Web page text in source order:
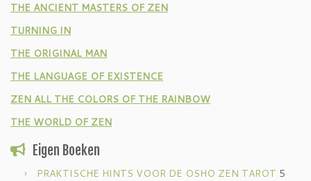
THE ANCIENT MASTERS OF ZEN
TURNING IN
THE ORIGINAL MAN
THE LANGUAGE OF EXISTENCE
ZEN ALL THE COLORS OF THE RAINBOW
THE WORLD OF ZEN
Eigen Boeken
PRAKTISCHE HINTS VOOR DE OSHO ZEN TAROT 5